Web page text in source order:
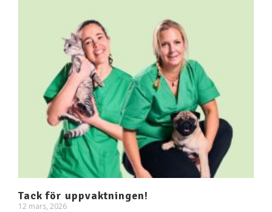
Tack för uppvaktningen!
12 mars, 2026